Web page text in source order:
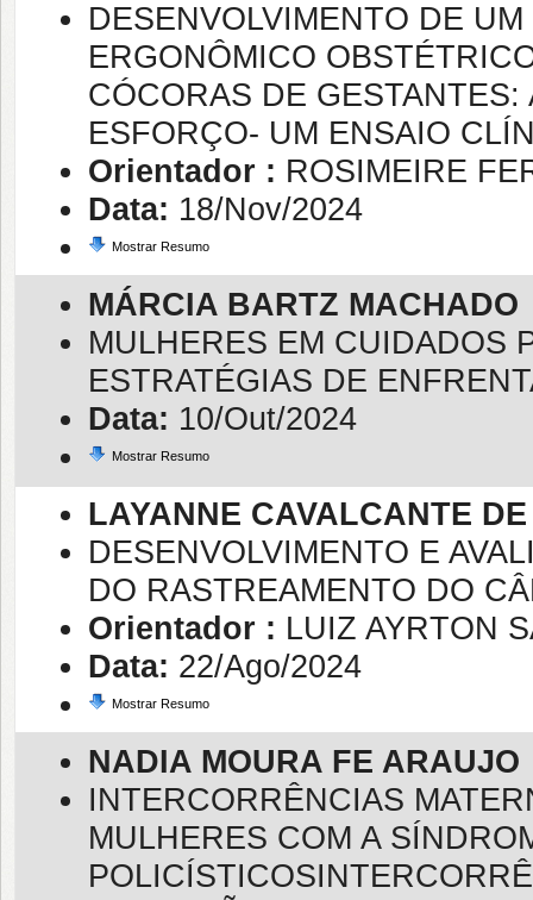
DESENVOLVIMENTO DE
ERGONÔMICO
CÓCORAS DE
ESFORÇO- UM ENSAIO
Orientador : ROSIMEIRE
Data: 18/Nov/2024
Mostrar Resumo
MÁRCIA BARTZ MACHADO
MULHERES EM CUIDADOS
ESTRATÉGIAS DE
Data: 10/Out/2024
Mostrar Resumo
LAYANNE CAVALCANTE
DESENVOLVIMENTO E
DO RASTREAMENTO DO
Orientador : LUIZ AYRTON
Data: 22/Ago/2024
Mostrar Resumo
NADIA MOURA FE ARAUJO
INTERCORRÊNCIAS
MULHERES COM A